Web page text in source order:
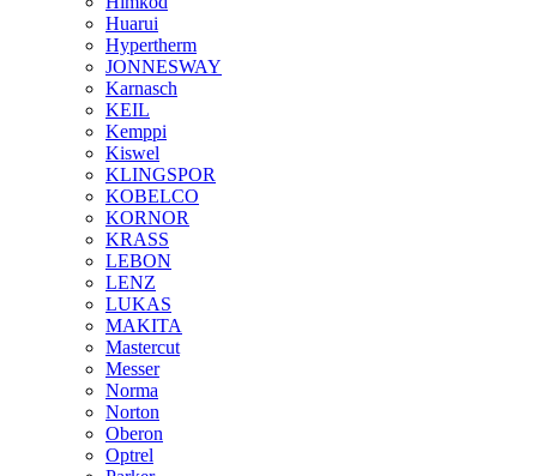
Huarui
Hypertherm
JONNESWAY
Karnasch
KEIL
Kemppi
Kiswel
KLINGSPOR
KOBELCO
KORNOR
KRASS
LEBON
LENZ
LUKAS
MAKITA
Mastercut
Messer
Norma
Norton
Oberon
Optrel